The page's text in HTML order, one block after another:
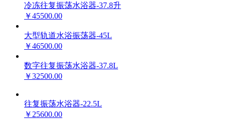
冷冻往复振荡水浴器-37.8升
￥45500.00
大型轨道水浴振荡器-45L
￥46500.00
数字往复振荡水浴器-37.8L
￥32500.00
往复振荡水浴器-22.5L
￥25600.00